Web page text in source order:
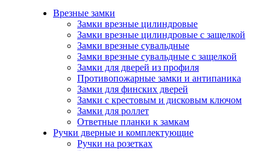
Врезные замки
Замки врезные цилиндровые
Замки врезные цилиндровые с защелкой
Замки врезные сувальдные
Замки врезные сувальдные с защелкой
Замки для дверей из профиля
Противопожарные замки и антипаника
Замки для финских дверей
Замки с крестовым и дисковым ключом
Замки для роллет
Ответные планки к замкам
Ручки дверные и комплектующие
Ручки на розетках